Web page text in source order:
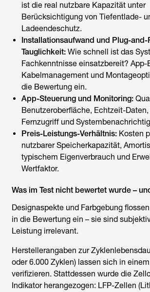
ist die real nutzbare Kapazität unter
Berücksichtigung von Tiefentlade-
Ladeendeschutz.
Installationsaufwand und Plug-and-
Tauglichkeit: Wie schnell ist das
Fachkenntnisse einsatzbereit? App-
Kabelmanagement und
die Bewertung ein.
App-Steuerung und Monitoring:
Benutzeroberfläche, Echtzeit-
Fernzugriff und
Preis-Leistungs-Verhältnis: Kosten
nutzbarer Speicherkapazität,
typischem Eigenverbrauch und
Wertfaktor.
Was im Test nicht bewertet wurde –
Designaspekte und Farbgebung
in die Bewertung ein – sie sind
Leistung irrelevant.
Herstellerangaben zur
oder 6.000 Zyklen) lassen sich in
verifizieren. Stattdessen wurde die
Indikator herangezogen: LFP-Zellen